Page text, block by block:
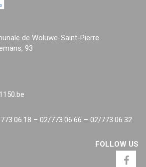
de Woluwe-Saint-Pierre
93
– 02/773.06.66 – 02/773.06.32
FOLLOW US